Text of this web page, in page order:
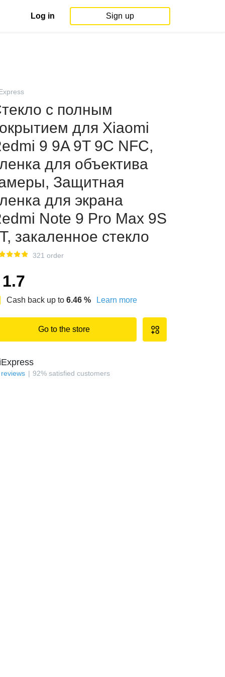
Log in Sign up
с полным
для Xiaomi
9 9A 9T 9C NFC,
для объектива
Защитная
для экрана
Note 9 Pro Max 9S
закаленное стекло
321 order
1.7
Cash back up to 6.46 % Learn more
Go to the store
reviews 92% satisfied customers